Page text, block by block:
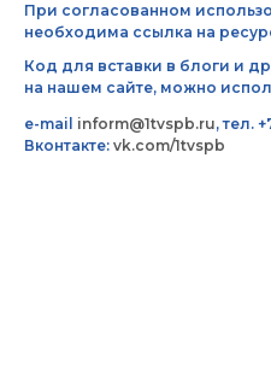
При согласованном
необходима ссылка на
Код для вставки в блоги и
на нашем сайте, можно
e-mail inform@1tvspb.ru, тел.
Вконтакте: vk.com/1tvspb